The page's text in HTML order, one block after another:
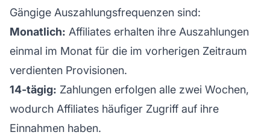
Gängige Auszahlungsfrequenzen sind:
Monatlich: Affiliates erhalten ihre Auszahlungen
einmal im Monat für die im vorherigen Zeitraum
verdienten Provisionen.
14-tägig: Zahlungen erfolgen alle zwei Wochen,
wodurch Affiliates häufiger Zugriff auf ihre
Einnahmen haben.